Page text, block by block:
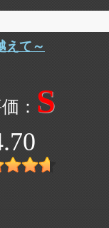
えて～
S